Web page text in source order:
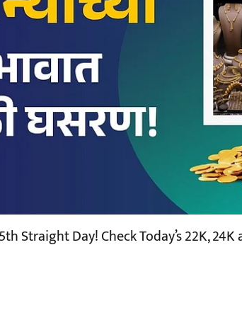
Straight Day! Check Today’s 22K, 24K